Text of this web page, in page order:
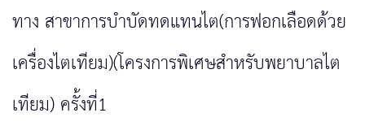
ทาง สาขาการบำบัดทดแทนไต(การฟอกเลือดด้วย
เครื่องไตเทียม)(โครงการพิเศษสำหรับพยาบาลไต
เทียม) ครั้งที่1